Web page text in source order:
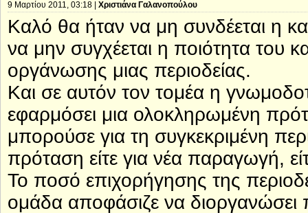
9 Μαρτίου 2011, 03:18 | Χριστιάνα Γαλανοπούλου
Καλό θα ήταν να μη συνδέεται η
να μην συγχέεται η ποιότητα του
οργάνωσης μιας περιοδείας.
Και σε αυτόν τον τομέα η
εφαρμόσει μια ολοκληρωμένη
μπορούσε για τη συγκεκριμένη
πρόταση είτε για νέα παραγωγή,
Το ποσό επιχορήγησης της
ομάδα αποφάσιζε να διοργανώσει